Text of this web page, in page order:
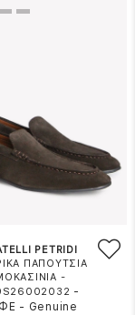
PETRIDI
ΠΑΠΟΥΤΣΙΑ
-
-
- Genuine